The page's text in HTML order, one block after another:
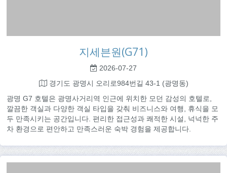
지세븐원(G71)
2026-07-27
경기도 광명시 오리로984번길 43-1 (광명동)
광명 G7 호텔은 광명사거리역 인근에 위치한 모던 감성의 호텔로,
깔끔한 객실과 다양한 객실 타입을 갖춰 비즈니스와 여행, 휴식을 모
두 만족시키는 공간입니다. 편리한 접근성과 쾌적한 시설, 넉넉한 주
차 환경으로 편안하고 만족스러운 숙박 경험을 제공합니다.